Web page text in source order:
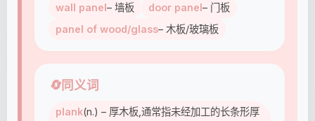
wall panel– 墙板 door panel– 门板
panel of wood/glass– 木板/玻璃板
🔄同义词
plank(n.) – 厚木板,通常指未经加工的长条形厚